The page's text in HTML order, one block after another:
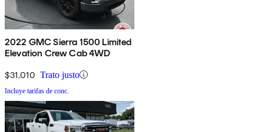
2022 GMC Sierra 1500 Limited
Elevation Crew Cab 4WD
$31,010 Trato justo
Incluye tarifas de conc.